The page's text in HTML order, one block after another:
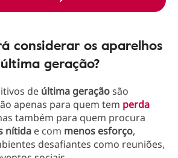
considerar os aparelhos
geração?
de última geraçãosão
apenas para quem tem perda
também para quem procura
nítida e com menos esforço,
desafiantes como reuniões,